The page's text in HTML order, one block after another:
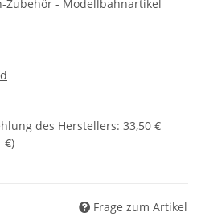
Zubehör - Modellbahnartikel
des Herstellers: 33,50 €
€)
Frage zum Artikel